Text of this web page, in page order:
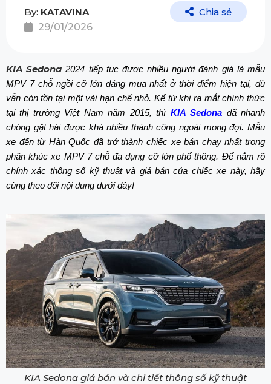
By: KATAVINA
29/01/2026
Chia sẻ
KIA Sedona 2024 tiếp tục được nhiều người đánh giá là mẫu
MPV 7 chỗ ngồi cỡ lớn đáng mua nhất ở thời điểm hiện tại, dù
vẫn còn tồn tại một vài hạn chế nhỏ. Kể từ khi ra mắt chính thức
tại thị trường Việt Nam năm 2015, thì KIA Sedona đã nhanh
chóng gặt hái được khá nhiều thành công ngoài mong đợi. Mẫu
xe đến từ Hàn Quốc đã trở thành chiếc xe bán chạy nhất trong
phân khúc xe MPV 7 chỗ đa dụng cỡ lớn phổ thông. Để nắm rõ
chính xác thông số kỹ thuật và giá bán của chiếc xe này, hãy
cùng theo dõi nội dung dưới đây!
KIA Sedona giá bán và chi tiết thông số kỹ thuật